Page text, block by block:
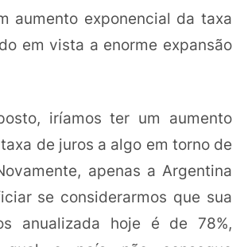
aumento exponencial da taxa
em vista a enorme expansão
iríamos ter um aumento
de juros a algo em torno de
apenas a Argentina
se considerarmos que sua
anualizada hoje é de 78%,